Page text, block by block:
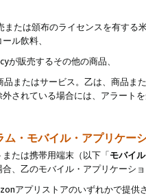
たは頒布のライセンスを有す
ル飲料、
が販売するその他の商品、
またはサービス。乙は、商品ま
されている場合には、アラート
ム・モバイル・アプリケー
たは携帯用端末（以下「モバイ
、乙のモバイル・アプリケーシ
アプリストアのいずれかで提供